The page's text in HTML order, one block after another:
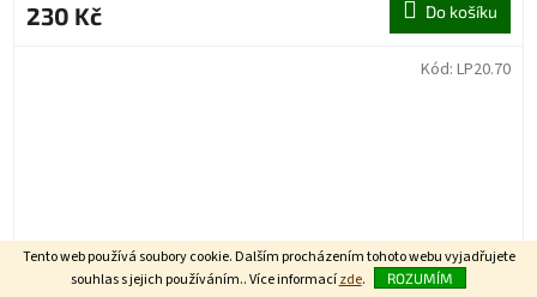
Tento web používá soubory cookie. Dalším procházením tohoto webu vyjadřujete
souhlas s jejich používáním.. Více informacízde. ROZUMÍM
230 Kč Do košíku
Kód: LP20.70